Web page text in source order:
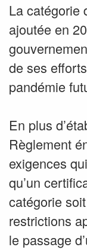
La catégorie
ajoutée en
de ses
pandémie
En plus
Règlement
exigences
qu’un
catégorie
restrictions
le passage